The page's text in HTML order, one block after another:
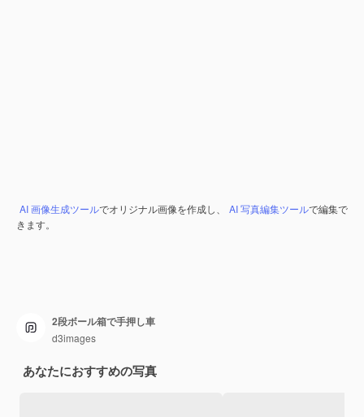
AI 画像生成ツールでオリジナル画像を作成し、 AI 写真編集ツールで編集で
きます。
2段ボール箱で手押し車
d3images
あなたにおすすめの写真